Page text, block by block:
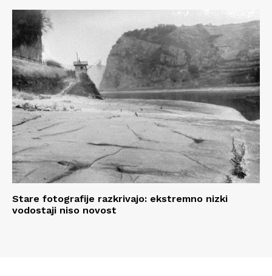
Stare fotografije razkrivajo: ekstremno nizki
vodostaji niso novost